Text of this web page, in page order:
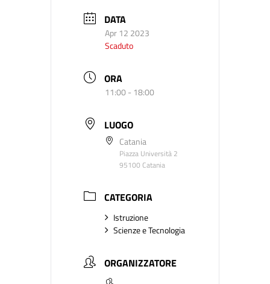
DATA
Apr 12 2023
Scaduto
ORA
11:00 - 18:00
LUOGO
Catania
Piazza Università 2
95100 Catania
CATEGORIA
Istruzione
Scienze e Tecnologia
ORGANIZZATORE